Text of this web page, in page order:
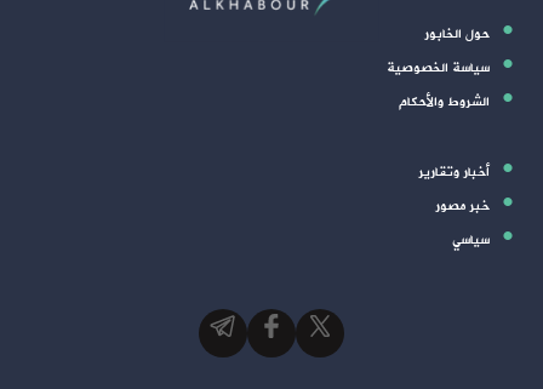
حول الخابور
سياسة الخصوصية
الشروط والأحكام
أخبار وتقارير
خبر مصور
سياسي